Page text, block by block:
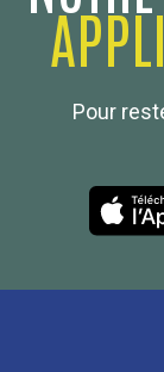
Pour
Boulanger de
Les Nouvelles de
27, av d’Eylau -
01 53 70 16 25